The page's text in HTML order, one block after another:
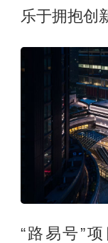
乐于拥抱创
“路易号”